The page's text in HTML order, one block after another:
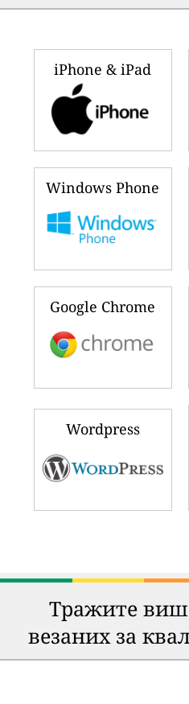
iPhone & iPad
Windows Phone
Google Chrome
Wordpress
Тражите
везаних за